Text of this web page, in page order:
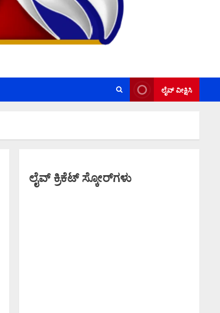
ಲೈವ್ ವೀಕ್ಷಿಸಿ
ಲೈವ್ ಕ್ರಿಕೆಟ್ ಸ್ಕೋರ್‌ಗಳು